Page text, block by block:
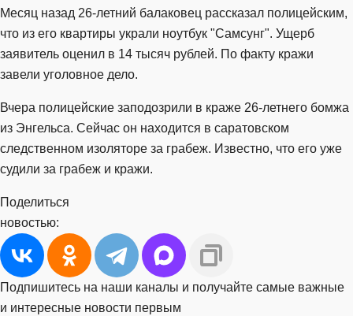
Месяц назад 26-летний балаковец рассказал полицейским,
что из его квартиры украли ноутбук "Самсунг". Ущерб
заявитель оценил в 14 тысяч рублей. По факту кражи
завели уголовное дело.
Вчера полицейские заподозрили в краже 26-летнего бомжа
из Энгельса. Сейчас он находится в саратовском
следственном изоляторе за грабеж. Известно, что его уже
судили за грабеж и кражи.
Поделиться
новостью:
Подпишитесь на наши каналы и получайте самые важные
и интересные новости первым